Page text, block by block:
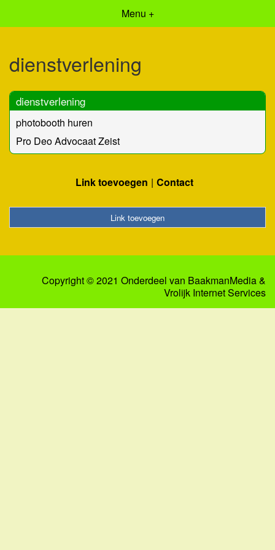
Menu +
dienstverlening
dienstverlening
photobooth huren
Pro Deo Advocaat Zeist
Link toevoegen Contact
Link toevoegen
Copyright © 2021 Onderdeel van BaakmanMedia&
Vrolijk Internet Services